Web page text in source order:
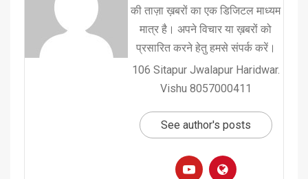
की ताज़ा ख़बरों का एक डिजिटल माध्यम
मात्र है। अपने विचार या ख़बरों को
प्रसारित करने हेतु हमसे संपर्क करें।
106 Sitapur Jwalapur Haridwar.
Vishu 8057000411
See author's posts